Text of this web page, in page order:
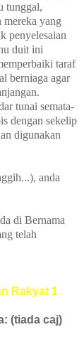
tunggal,
yang
penyelesaian
duit ini
taraf
berniaga agar
tunai semata-
dengan sekelip
digunakan
anda
di Bernama
telah
Rakyat 1
(tiada caj)